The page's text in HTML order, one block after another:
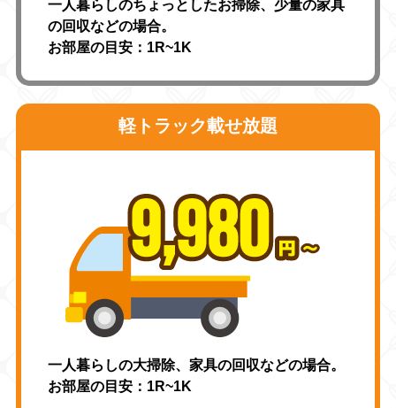
一人暮らしのちょっとしたお掃除、少量の家具
の回収などの場合。
お部屋の目安：1R~1K
軽トラック載せ放題
一人暮らしの大掃除、家具の回収などの場合。
お部屋の目安：1R~1K